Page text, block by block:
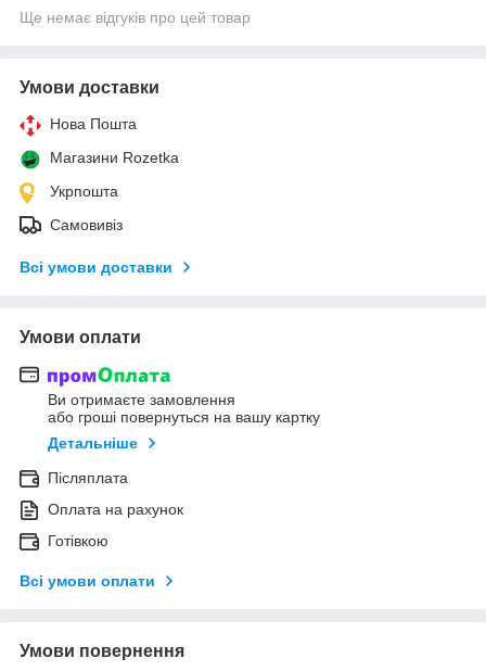
Ще немає відгуків про цей товар
Умови доставки
Нова Пошта
Магазини Rozetka
Укрпошта
Самовивіз
Всі умови доставки
Умови оплати
Ви отримаєте замовлення
або гроші повернуться на вашу картку
Детальніше
Післяплата
Оплата на рахунок
Готівкою
Всі умови оплати
Умови повернення